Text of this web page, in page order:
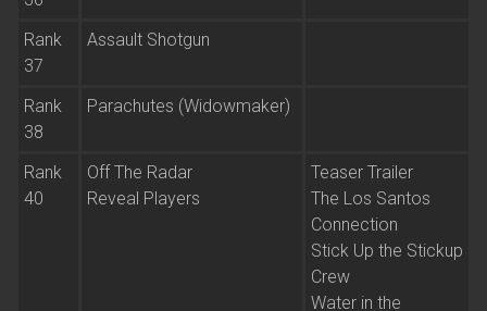
Rank
37
Assault Shotgun
Rank
38
Parachutes (Widowmaker)
Rank
40
Off The Radar
Reveal Players
Teaser Trailer
The Los Santos
Connection
Stick Up the Stickup
Crew
Water in the